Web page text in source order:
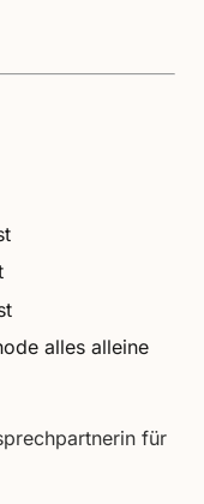
alles alleine
für